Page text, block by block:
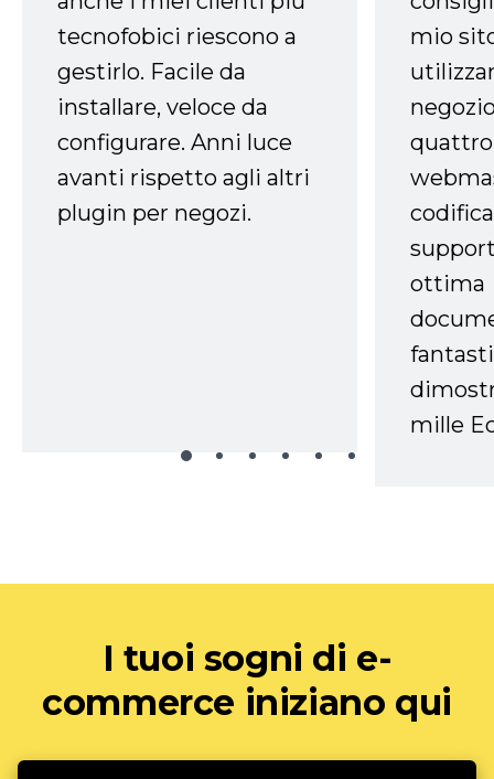
tecnofobici riescono a
gestirlo. Facile da
installare, veloce da
configurare. Anni luce
avanti rispetto agli altri
plugin per negozi.
mio
ottima
mille
I tuoi sogni di e-
commerce iniziano qui